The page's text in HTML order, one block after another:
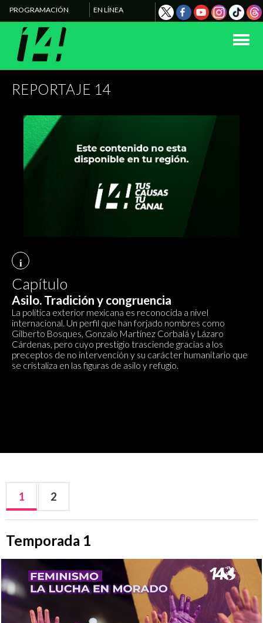
PROGRAMACIÓN EN LÍNEA
REPORTAJE 14
i
Capítulo
Asilo. Tradición y congruencia
La política exterior mexicana es reconocida a nivel
internacional. Un perfil que han forjado nombres como
Gilberto Bosques, Gonzalo Martínez Corbalá y Lázaro
Cárdenas, pero cuyo prestigio trasciende gracias a los
preceptos de no intervención y su carácter humanitario que
se cristaliza en las figuras de asilo y refugio.
1 2
Temporada 1